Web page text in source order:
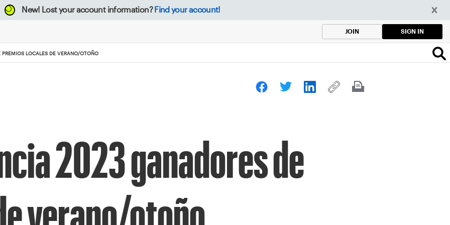
New! Lost your account information? Find your account!
JOIN SIGN IN
LOCALES DE VERANO/OTOÑO
2023 ganadores de
verano/otoño